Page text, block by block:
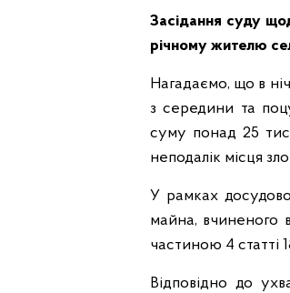
Засідання суду
річному жителю
Нагадаємо, що в
з середини та
суму понад 25
неподалік місця
У рамках
майна, вчиненого
частиною 4 статті
Відповідно до